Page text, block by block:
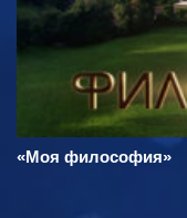
«Моя философия»